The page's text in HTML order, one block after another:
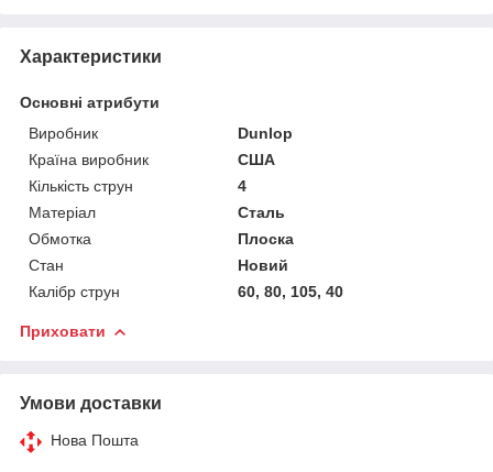
Характеристики
Основні атрибути
Виробник
Dunlop
Країна виробник
США
Кількість струн
4
Матеріал
Сталь
Обмотка
Плоска
Стан
Новий
Калібр струн
60, 80, 105, 40
Приховати
Умови доставки
Нова Пошта